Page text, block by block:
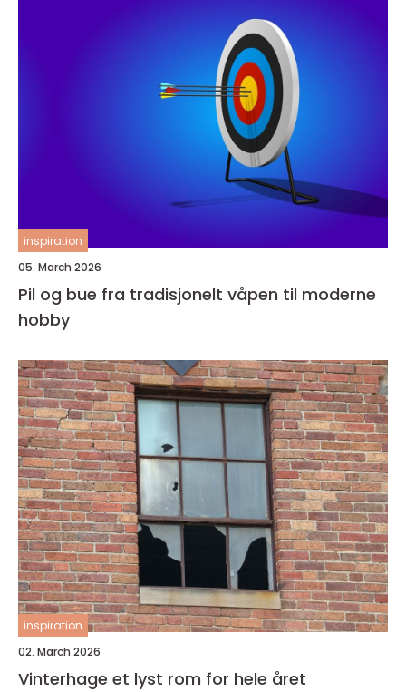
inspiration
05. March 2026
Pil og bue fra tradisjonelt våpen til moderne
hobby
inspiration
02. March 2026
Vinterhage et lyst rom for hele året